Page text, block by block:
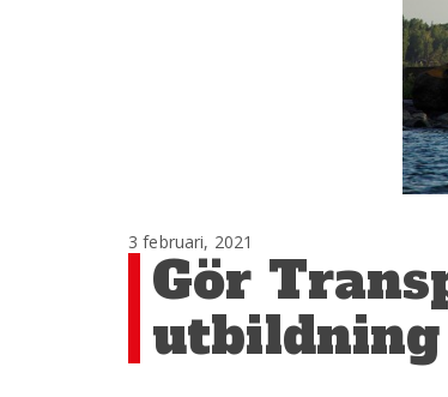
3 februari, 2021
Gör